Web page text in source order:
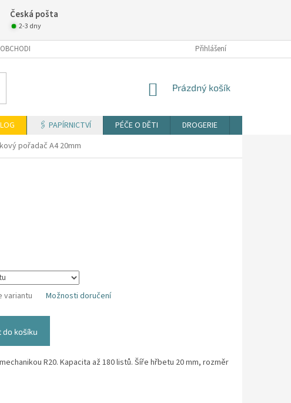
Česká pošta
2-3 dny
OBCHODNÍ PODMÍNKY Přihlášení
NÁKUPNÍ
Prázdný košík
🖇️ PAPÍRNICTVÍ PÉČE O DĚTI DROGERIE
pořadač A4 20mm
variantu Možnosti doručení
do košíku
R20. Kapacita až 180 listů. Šíře hřbetu 20 mm, rozměr